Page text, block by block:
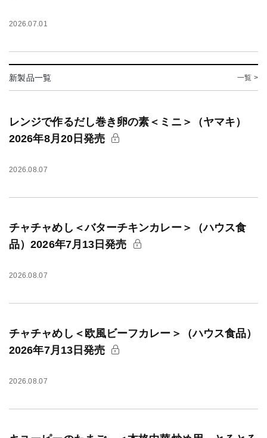
2026.07.01
新製品一覧 一覧 >
レンジで作るだし巻き卵の素＜ミニ＞（ヤマキ）
2026年8月20日発売
2026.08.07
チャチャめし＜バターチキンカレー＞（ハウス食
品）2026年7月13日発売
2026.08.07
チャチャめし＜欧風ビーフカレー＞（ハウス食品）
2026年7月13日発売
2026.08.07